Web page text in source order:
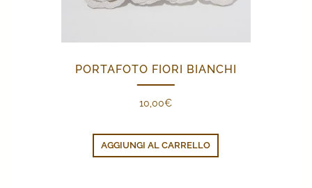
PORTAFOTO FIORI BIANCHI
10,00€
AGGIUNGI AL CARRELLO